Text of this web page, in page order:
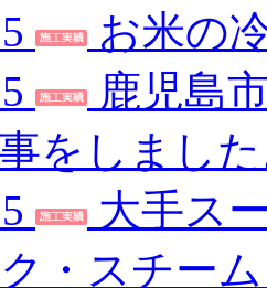
お米の
鹿児島
をしまし
大手ス
・スチー